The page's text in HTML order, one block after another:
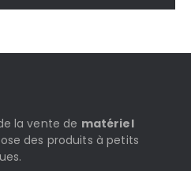
la vente de matériel
des produits à petits